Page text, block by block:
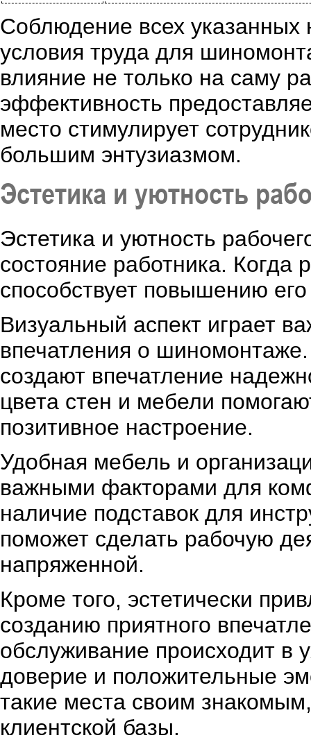
Соблюдение всех указанных
условия труда для
влияние не только на саму
эффективность
место стимулирует
большим энтузиазмом.
Эстетика и уютность
Эстетика и уютность
состояние работника. Когда
способствует повышению
Визуальный аспект играет
впечатления о
создают впечатление
цвета стен и мебели
позитивное настроение.
Удобная мебель и
важными факторами для
наличие подставок для
поможет сделать рабочую
напряженной.
Кроме того, эстетически
созданию приятного
обслуживание происходит в
доверие и положительные
такие места своим
клиентской базы.